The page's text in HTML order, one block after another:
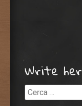
Write
Cerca